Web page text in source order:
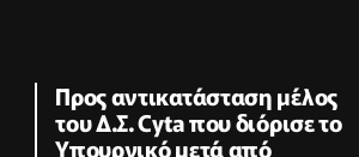
Προς αντικατάσταση μέλος
του Δ.Σ. Cyta που διόρισε το
Υπουργικό μετά από